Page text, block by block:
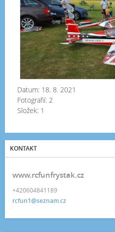
Datum: 18. 8. 2021
Fotografií: 2
Složek: 1
KONTAKT
www.rcfunfrystak.cz
+420604841189
rcfun1@seznam.cz